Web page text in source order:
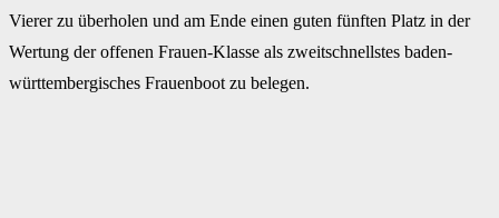
Vierer zu überholen und am Ende einen guten fünften Platz in der
Wertung der offenen Frauen-Klasse als zweitschnellstes baden-
württembergisches Frauenboot zu belegen.